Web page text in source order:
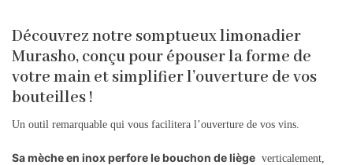
Découvrez notre somptueux limonadier
Murasho, conçu pour épouser la forme de
votre main et simplifier l’ouverture de vos
bouteilles !
Un outil remarquable qui vous facilitera l’ouverture de vos vins.
Sa mèche en inox perfore le bouchon de liège verticalement,